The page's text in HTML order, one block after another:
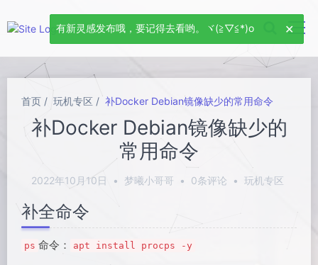
首页 玩机专区 补Docker Debian镜像缺少的常用命令
补Docker Debian镜像缺少的
常用命令
2022年10月10日 • 梦曦小哥哥 • 0条评论 • 玩机专区
补全命令
ps 命令： apt install procps -y
有新灵感发布哦，要记得去看哟。ヾ(≧▽≦*)o